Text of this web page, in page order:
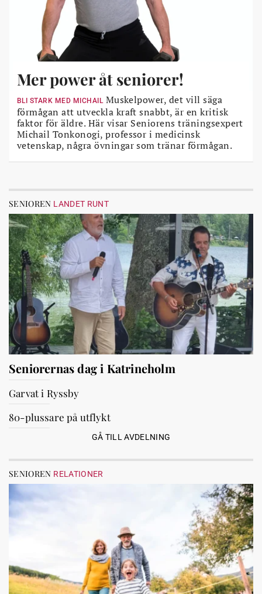
Mer power åt seniorer!
BLI STARK MED MICHAILMuskelpower, det vill säga
förmågan att utveckla kraft snabbt, är en kritisk
faktor för äldre. Här visar Seniorens träningsexpert
Michail Tonkonogi, professor i medicinsk
vetenskap, några övningar som tränar förmågan.
SENIOREN LANDET RUNT
Seniorernas dag i Katrineholm
Garvat i Ryssby
80-plussare på utflykt
GÅ TILL AVDELNING
SENIOREN RELATIONER